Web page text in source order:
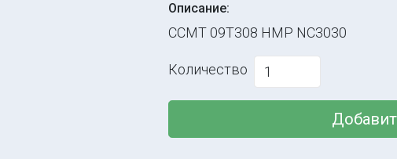
Описание:
CCMT 09T308 HMP NC3030
Количество